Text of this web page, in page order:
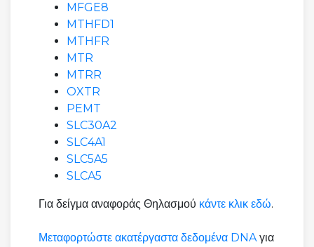
MFGE8
MTHFD1
MTHFR
MTR
MTRR
OXTR
PEMT
SLC30A2
SLC4A1
SLC5A5
SLCA5
Για δείγμα αναφοράς Θηλασμού κάντε κλικ εδώ.
Μεταφορτώστε ακατέργαστα δεδομένα DNAγια